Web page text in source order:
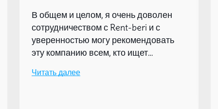
В общем и целом, я очень доволен
сотрудничеством с Rent-beri и с
уверенностью могу рекомендовать
эту компанию всем, кто ищет
мероприятий.
Читать далее